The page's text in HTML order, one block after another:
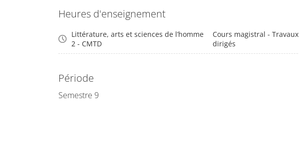
Heures d'enseignement
Littérature, arts et sciences de l’homme
2 - CMTD
Cours magistral - Travaux
dirigés
Période
Semestre 9